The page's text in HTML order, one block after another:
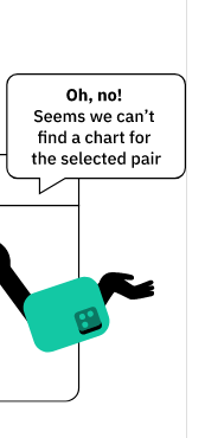
$0.00033250373
$0.00033250373 /
$0.0003066789
$76,227.875